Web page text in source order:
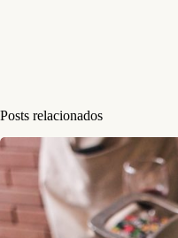
Posts relacionados